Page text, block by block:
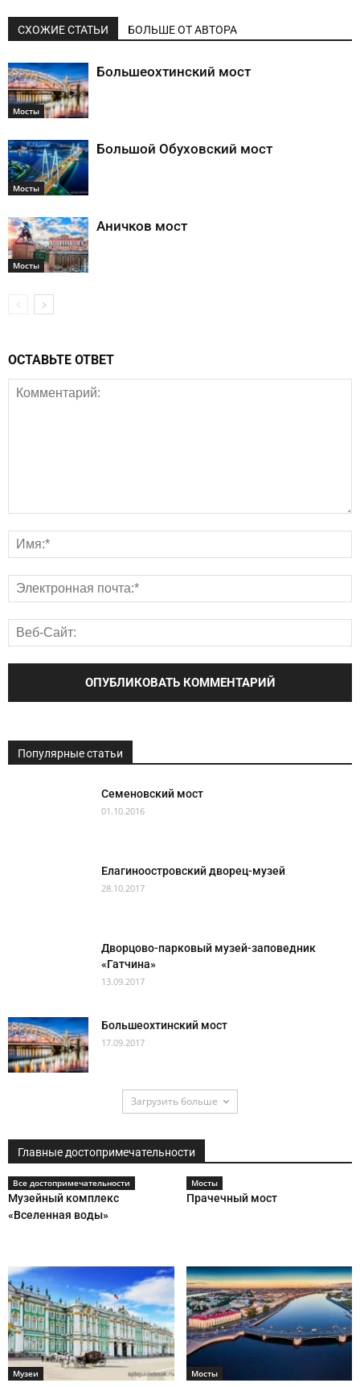
СХОЖИЕ СТАТЬИ БОЛЬШЕ ОТ АВТОРА
Мосты
Большеохтинский мост
Мосты
Большой Обуховский мост
Мосты
Аничков мост
ОСТАВЬТЕ ОТВЕТ
Популярные статьи
Семеновский мост
01.10.2016
Елагиноостровский дворец-музей
28.10.2017
Дворцово-парковый музей-заповедник
«Гатчина»
13.09.2017
Большеохтинский мост
17.09.2017
Загрузить больше
Главные достопримечательности
Все достопримечательности
Музейный комплекс
«Вселенная воды»
Мосты
Прачечный мост
Музеи Мосты